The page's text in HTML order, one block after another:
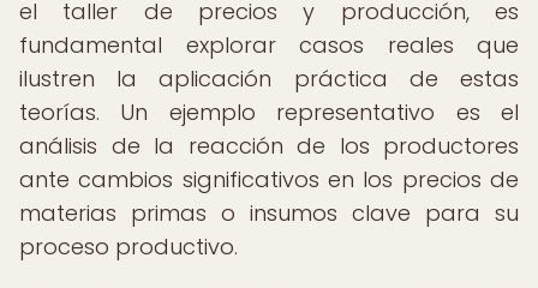
el taller de precios y producción, es
fundamental explorar casos reales que
ilustren la aplicación práctica de estas
teorías. Un ejemplo representativo es el
análisis de la reacción de los productores
ante cambios significativos en los precios de
materias primas o insumos clave para su
proceso productivo.